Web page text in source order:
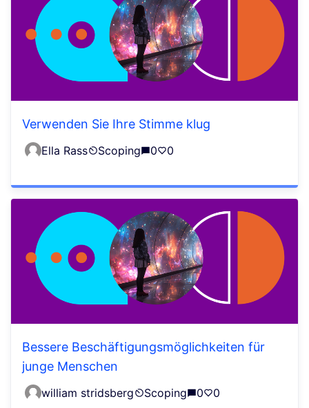
Verwenden Sie Ihre Stimme klug
Ella Rass Scoping 0 0
Bessere Beschäftigungsmöglichkeiten für
junge Menschen
william stridsberg Scoping 0 0